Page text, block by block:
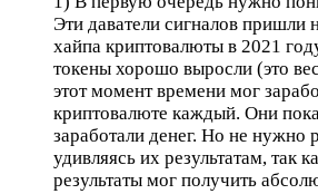
Эти даватели сигналов пришли
хайпа криптовалюты в 2021
токены хорошо выросли (это
этот момент времени мог
криптовалюте каждый. Они
заработали денег. Но не нужно
удивляясь их результатам, так
результаты мог получить